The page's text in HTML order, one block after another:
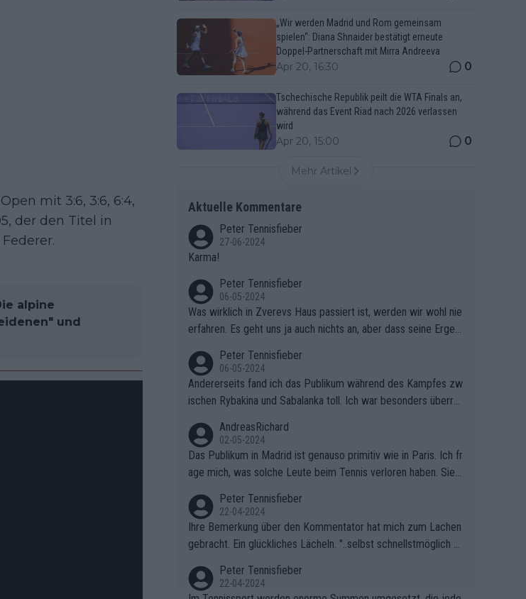
mit 3:6, 3:6, 6:4,
der den Titel in
alpine
und
„Wir werden Madrid und Rom gemeinsam
spielen“: Diana Shnaider bestätigt erneute
Doppel-Partnerschaft mit Mirra Andreeva
Apr 20, 16:30 0
Tschechische Republik peilt die WTA Finals an,
während das Event Riad nach 2026 verlassen
wird
Apr 20, 15:00 0
Mehr Artikel
Aktuelle Kommentare
Peter Tennisfieber
27-06-2024
Karma!
Peter Tennisfieber
06-05-2024
Was wirklich in Zverevs Haus passiert ist, werden wir wohl nie
erfahren. Es geht uns ja auch nichts an, aber dass seine Ergeb
Peter Tennisfieber
06-05-2024
Andererseits fand ich das Publikum während des Kampfes zw
ischen Rybakina und Sabalanka toll. Ich war besonders überras
AndreasRichard
02-05-2024
Das Publikum in Madrid ist genauso primitiv wie in Paris. Ich fr
age mich, was solche Leute beim Tennis verloren haben. Sie s
ben.
Peter Tennisfieber
22-04-2024
Ihre Bemerkung über den Kommentator hat mich zum Lachen
gebracht. Ein glückliches Lächeln. "..selbst schnellstmöglich na
Peter Tennisfieber
22-04-2024